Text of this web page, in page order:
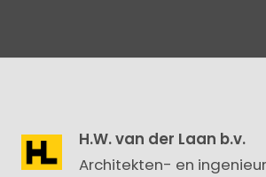
H.W. van der Laan b.v.
Architekten- en